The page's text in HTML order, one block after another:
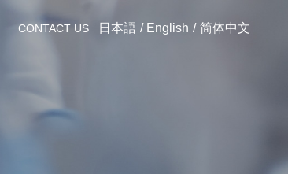
CONTACT US English
日本語 简体中文